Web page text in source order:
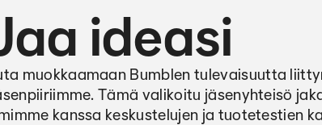
ideasi
muokkaamaan Bumblen tulevaisuutta
Tämä valikoitu jäsenyhteisö
kanssa keskustelujen ja tuotetestien